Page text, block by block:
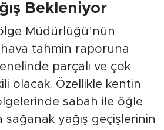
Bekleniyor
Müdürlüğü’nün
hava tahmin raporuna
parçalı ve çok
olacak. Özellikle kentin
sabah ile öğle
sağanak yağış geçişlerinin